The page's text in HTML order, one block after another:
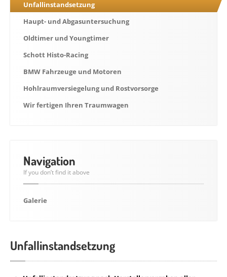
KONTAKT
Unfallinstandsetzung
Haupt- und Abgasuntersuchung
Oldtimer und Youngtimer
Schott Histo-Racing
BMW Fahrzeuge und Motoren
Hohlraumversiegelungund Rostvorsorge
Wirfertigen Ihren Traumwagen
Navigation
If you don’t find it above
Galerie
Unfallinstandsetzung